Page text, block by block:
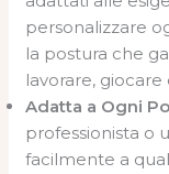
personalizzare
la postura che
lavorare, giocare
Adatta a Ogni
professionista o
facilmente a